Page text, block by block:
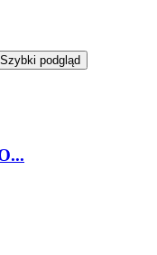
Szybki podgląd